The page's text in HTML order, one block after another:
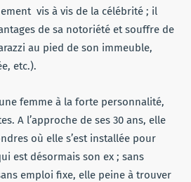
vis à vis de la célébrité ; il
de sa notoriété et souffre de
au pied de son immeuble,
etc.).
femme à la forte personnalité,
A l’approche de ses 30 ans, elle
où elle s’est installée pour
est désormais son ex ; sans
emploi fixe, elle peine à trouver